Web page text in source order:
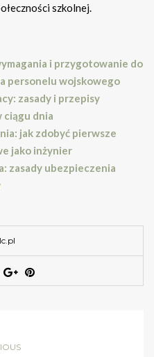
szkolnej.
i przygotowanie do
personelu wojskowego
zasady i przepisy
ciągu dnia
jak zdobyć pierwsze
jako inżynier
zasady ubezpieczenia